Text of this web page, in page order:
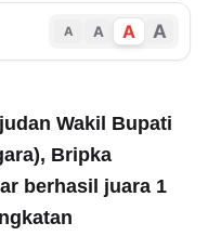
A A A A
Wakil Bupati
Bripka
berhasil juara 1